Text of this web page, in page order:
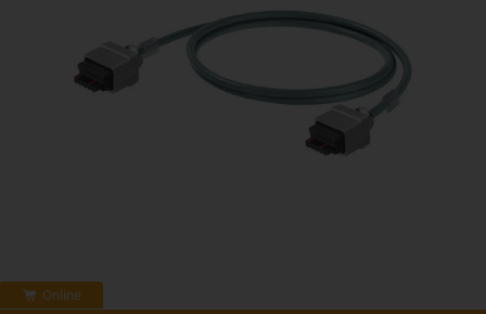
Online